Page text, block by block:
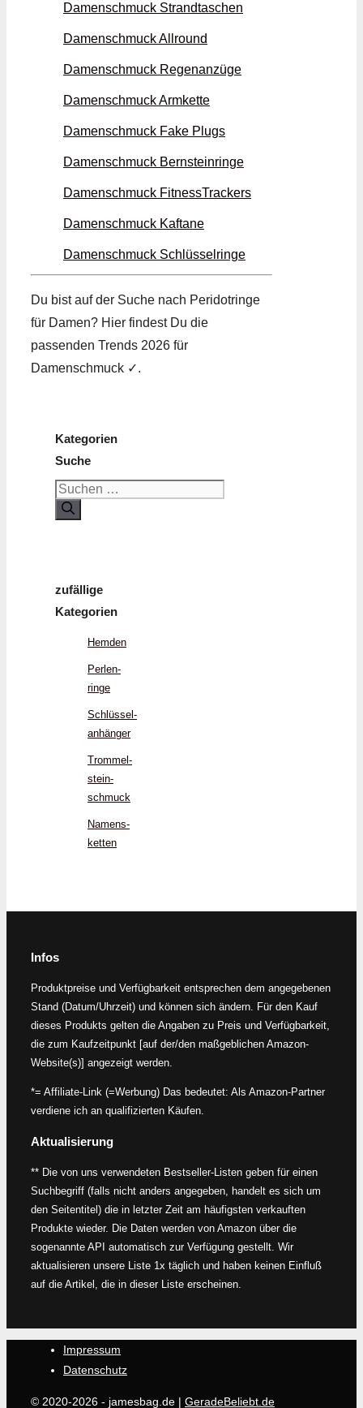
Damenschmuck Strand­taschen
Damenschmuck Allround
Damenschmuck Regen­anzüge
Damenschmuck Armkette
Damenschmuck Fake Plugs
Damenschmuck Bern­stein­ringe
Damenschmuck Fitness­Trackers
Damenschmuck Kaftane
Damenschmuck Schlüssel­ringe
Du bist auf der Suche nach Peridot­ringe
für Damen? Hier findest Du die
passenden Trends 2026 für
Damenschmuck ✓.
Kategorien
Suche
Suchen
nach:
zufällige
Kategorien
Hemden
Perlen­
ringe
Schlüssel­
anhänger
Trommel­
stein­
schmuck
Namens­
ketten
Infos
Produktpreise und Verfügbarkeit entsprechen dem angegebenen
Stand (Datum/Uhrzeit) und können sich ändern. Für den Kauf
dieses Produkts gelten die Angaben zu Preis und Verfügbarkeit,
die zum Kaufzeitpunkt [auf der/den maßgeblichen Amazon-
Website(s)] angezeigt werden.
*= Affiliate-Link (=Werbung) Das bedeutet: Als Amazon-Partner
verdiene ich an qualifizierten Käufen.
Aktualisierung
** Die von uns verwendeten Bestseller-Listen geben für einen
Suchbegriff (falls nicht anders angegeben, handelt es sich um
den Seitentitel) die in letzter Zeit am häufigsten verkauften
Produkte wieder. Die Daten werden von Amazon über die
sogenannte API automatisch zur Verfügung gestellt. Wir
aktualisieren unsere Liste 1x täglich und haben keinen Einfluß
auf die Artikel, die in dieser Liste erscheinen.
Impressum
Datenschutz
© 2020-2026 - jamesbag.de | GeradeBeliebt.de